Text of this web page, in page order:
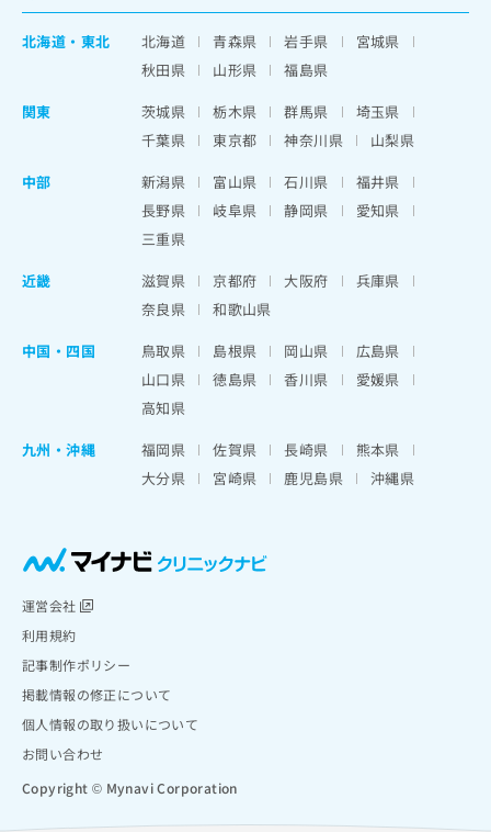
北海道 ・ 東北 北海道 青森県 岩手県
宮城県
秋田県
山形県
福島県
関東
茨城県 栃木県 群馬県
埼玉県
千葉県
東京都 神奈川県
山梨県
中部
新潟県 富山県 石川県
福井県
長野県
岐阜県 静岡県
愛知県
三重県
近畿
滋賀県 京都府 大阪府
兵庫県
奈良県
和歌山県
中国・四国
鳥取県 島根県 岡山県
広島県
山口県
徳島県 香川県
愛媛県
高知県
九州・沖縄
福岡県 佐賀県 長崎県
熊本県
大分県
宮崎県 鹿児島県 沖縄県
運営会社
利用規約
記事制作ポリシー
掲載情報の修正について
個人情報の取り扱いについて
お問い合わせ
Copyright © Mynavi Corporation